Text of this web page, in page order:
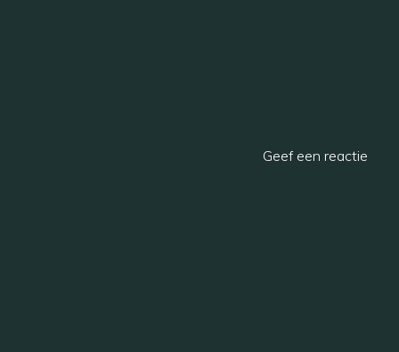
Geef een reactie